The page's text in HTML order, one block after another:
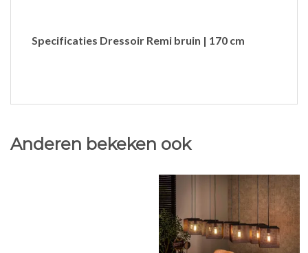
Specificaties Dressoir Remi bruin | 170 cm
Anderen bekeken ook